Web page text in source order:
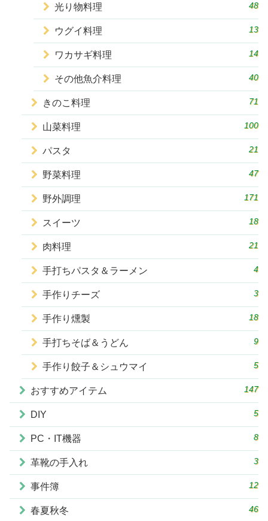
光り物料理 48
ウグイ料理 13
ワカサギ料理 14
その他魚介料理 40
きのこ料理 71
山菜料理 100
パスタ 21
野菜料理 47
野外調理 171
スイーツ 18
肉料理 21
手打ちパスタ＆ラーメン 4
手作りチーズ 3
手作り燻製 18
手打ちそば＆うどん 9
手作り餃子＆シュウマイ 5
おすすめアイテム 147
DIY 5
PC・IT機器 8
革靴の手入れ 3
事件簿 12
春夏秋冬 46